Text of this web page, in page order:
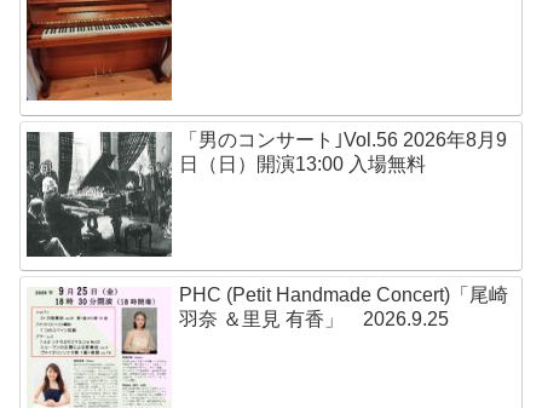
「男のコンサート｣Vol.56 2026年8月9
日（日）開演13:00 入場無料
PHC (Petit Handmade Concert)「尾崎
羽奈 ＆里見 有香」 2026.9.25